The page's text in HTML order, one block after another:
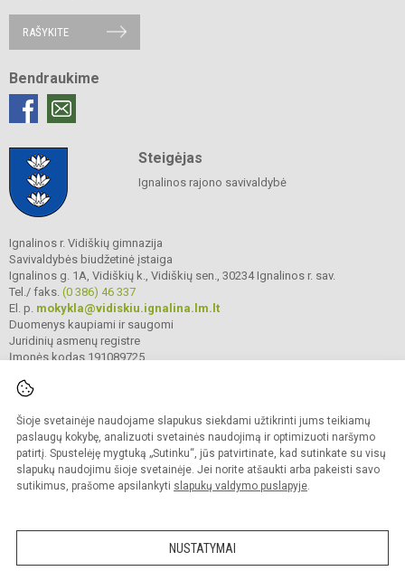
Šioje svetainėje naudojame slapukus siekdami užtikrinti jums teikiamų
paslaugų kokybę, analizuoti svetainės naudojimą ir optimizuoti naršymo
patirtį. Spustelėję mygtuką „Sutinku“, jūs patvirtinate, kad sutinkate su visų
slapukų naudojimu šioje svetainėje. Jei norite atšaukti arba pakeisti savo
sutikimus, prašome apsilankyti slapukų valdymo puslapyje.
NUSTATYMAI
RAŠYKITE
Bendraukime
Steigėjas
Ignalinos rajono savivaldybė
Ignalinos r. Vidiškių gimnazija
Savivaldybės biudžetinė įstaiga
Ignalinos g. 1A, Vidiškių k., Vidiškių sen., 30234 Ignalinos r. sav.
Tel./ faks. (0 386) 46 337
El. p. mokykla@vidiskiu.ignalina.lm.lt
Duomenys kaupiami ir saugomi
Juridinių asmenų registre
Įmonės kodas 191089725
© 2025. Ignalinos r. Vidiškių gimnazija. Visos teisės saugomos.
Kopijuoti turinį be raštiško gimnazijos sutikimo griežtai draudžiama.
Prieinamumo paraiška Slapukų valdymas
Sumanus būdas atnaujinti